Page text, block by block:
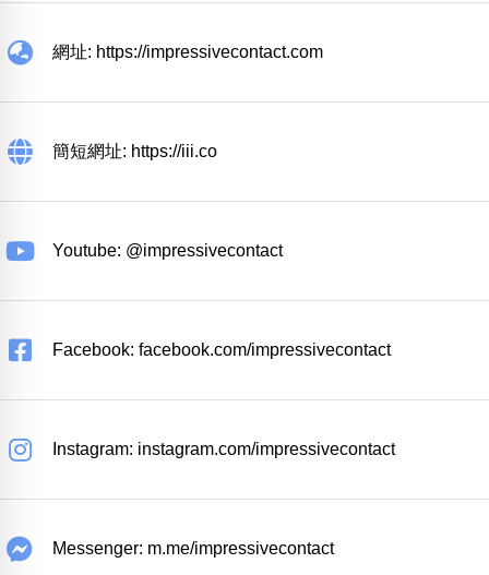
網址: https://impressivecontact.com
簡短網址: https://iii.co
Youtube: @impressivecontact
Facebook: facebook.com/impressivecontact
Instagram: instagram.com/impressivecontact
Messenger: m.me/impressivecontact